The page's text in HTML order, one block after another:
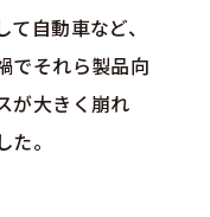
自動車など、
でそれら製品向
が大きく崩れ
。